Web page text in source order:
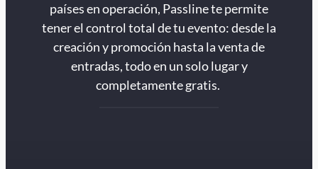
países en operación, Passline te permite
tener el control total de tu evento: desde la
creación y promoción hasta la venta de
entradas, todo en un solo lugar y
completamente gratis.